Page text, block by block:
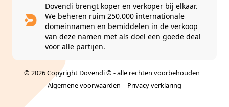
Dovendi brengt koper en verkoper bij elkaar.
We beheren ruim 250.000 internationale
domeinnamen en bemiddelen in de verkoop
van deze namen met als doel een goede deal
voor alle partijen.
© 2026 Copyright Dovendi © - alle rechten voorbehouden |
Algemene voorwaarden | Privacy verklaring